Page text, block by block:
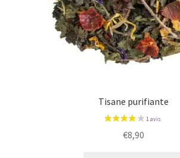
Tisane purifiante
€8,90